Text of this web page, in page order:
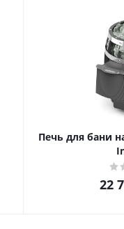
Печь для бани
22